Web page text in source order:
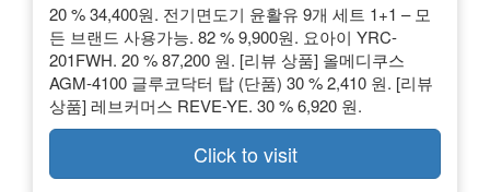
20 % 34,400원. 전기면도기 윤활유 9개 세트 1+1 – 모
든 브랜드 사용가능. 82 % 9,900원. 요아이 YRC-
201FWH. 20 % 87,200 원. [리뷰 상품] 올메디쿠스
AGM-4100 글루코닥터 탑 (단품) 30 % 2,410 원. [리뷰
상품] 레브커머스 REVE-YE. 30 % 6,920 원.
Click to visit